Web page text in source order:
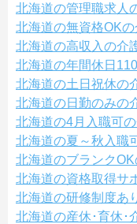
北海道の管理職求人
北海道の無資格OKの
北海道の高収入の介
北海道の年間休日
北海道の土日祝休の
北海道の日勤のみの
北海道の4月入職可
北海道の夏～秋入職
北海道のブランク
北海道の資格取得サ
北海道の研修制度あ
北海道の産休･育休･